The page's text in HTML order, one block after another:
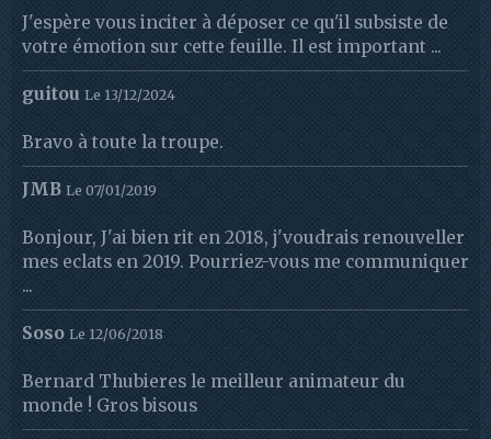
J'espère vous inciter à déposer ce qu'il subsiste de
votre émotion sur cette feuille. Il est important ...
guitou Le 13/12/2024
Bravo à toute la troupe.
JMB Le 07/01/2019
Bonjour, J'ai bien rit en 2018, j'voudrais renouveller
mes eclats en 2019. Pourriez-vous me communiquer
...
Soso Le 12/06/2018
Bernard Thubieres le meilleur animateur du
monde ! Gros bisous